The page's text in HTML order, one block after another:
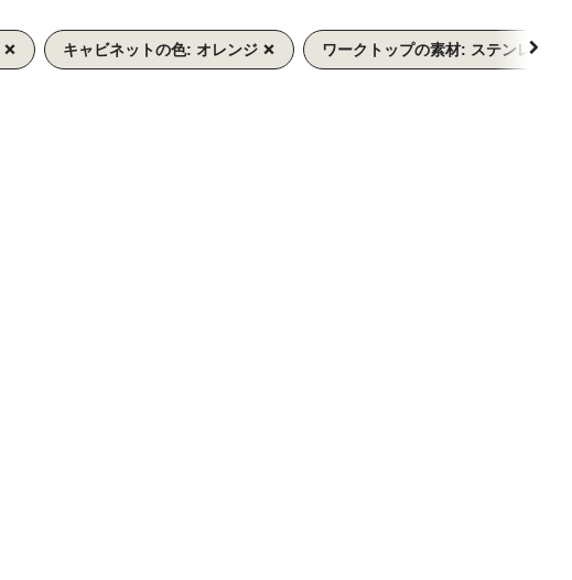
キャビネットの色: オレンジ
ワークトップの素材: ステンレス